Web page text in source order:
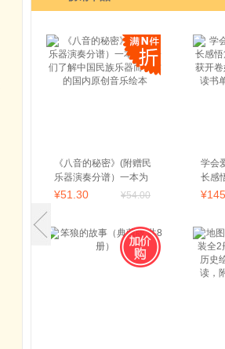
《八音的秘密》(附赠民
乐器演奏分谱）一本为
孩子们了解中国民族乐
¥51 .30 ¥54.00
学会
长感
奖，
¥145